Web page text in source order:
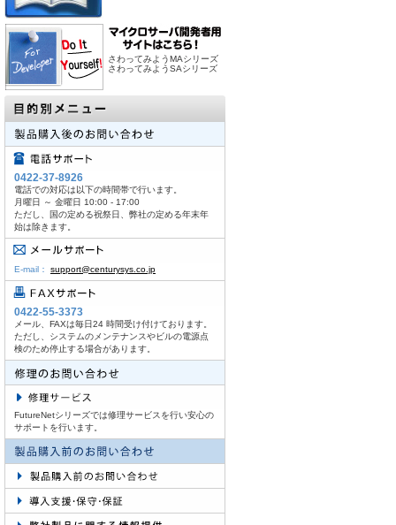
さわってみようMAシリーズ
さわってみようSAシリーズ
0422-37-8926
電話での対応は以下の時間帯で行います。
月曜日 ～ 金曜日 10:00 - 17:00
ただし、国の定める祝祭日、弊社の定める年末年
始は除きます。
E-mail： support@centurysys.co.jp
0422-55-3373
メール、FAXは毎日24 時間受け付けております。
ただし、システムのメンテナンスやビルの電源点
検のため停止する場合があります。
FutureNetシリーズでは修理サービスを行い安心の
サポートを行います。